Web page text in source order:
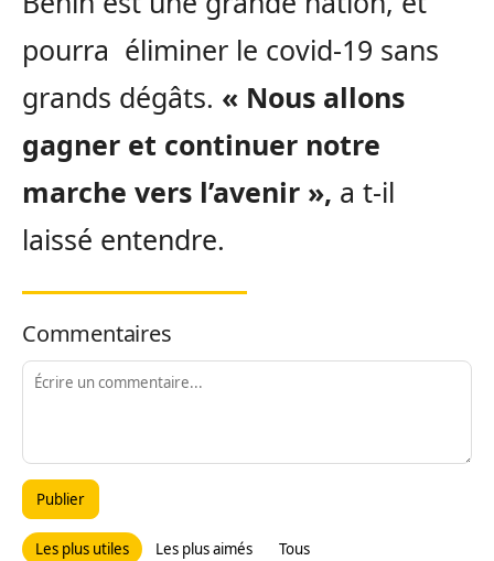
pourra éliminer le covid-19 sans
grands dégâts. « Nous allons
gagner et continuer notre
marche vers l’avenir », a t-il
laissé entendre.
Commentaires
Publier
Les plus utiles Les plus aimés Tous